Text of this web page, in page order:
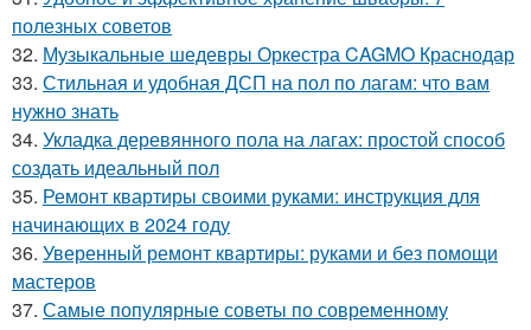
полезных советов
32. Музыкальные шедевры Оркестра CAGMO Краснодар
33. Стильная и удобная ДСП на пол по лагам: что вам
нужно знать
34. Укладка деревянного пола на лагах: простой способ
создать идеальный пол
35. Ремонт квартиры своими руками: инструкция для
начинающих в 2024 году
36. Уверенный ремонт квартиры: руками и без помощи
мастеров
37. Самые популярные советы по современному